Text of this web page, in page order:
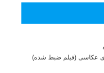
عکاسی (فیلم ضبط شده)